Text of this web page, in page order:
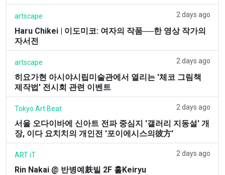
artscape 2 days ago
Haru Chikei | 이도미코: 여자의 작품──한 영상 작가의
자서전
artscape 2 days ago
히요가현 아시야시립미술관에서 열리는 '체코 그림책
제작법' 전시회 관련 이벤트
Tokyo Art Beat 2 days ago
서울 오다이바에 신아트 전파 중심지 '갤러리 지동설' 개
장, 이다 요치치의 개인전 '포이에시스의彼方'
ART iT 2 days ago
Rin Nakai @ 반병예麸빌 2F 홀Keiryu